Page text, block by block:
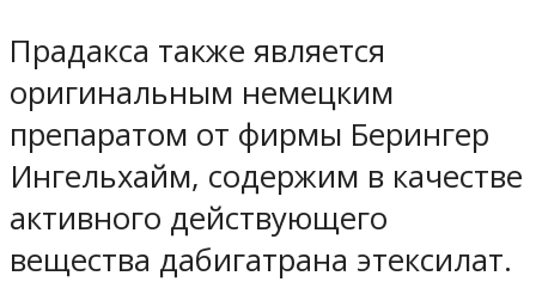
Прадакса также является
оригинальным немецким
препаратом от фирмы Берингер
Ингельхайм, содержим в качестве
активного действующего
вещества дабигатрана этексилат.